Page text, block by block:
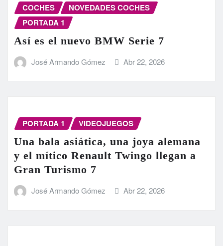
COCHES
NOVEDADES COCHES
PORTADA 1
Así es el nuevo BMW Serie 7
José Armando Gómez Abr 22, 2026
PORTADA 1 VIDEOJUEGOS
Una bala asiática, una joya alemana
y el mítico Renault Twingo llegan a
Gran Turismo 7
José Armando Gómez Abr 22, 2026